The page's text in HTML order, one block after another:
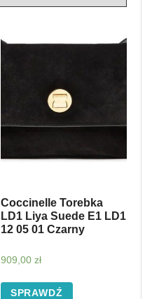
Coccinelle Torebka
LD1 Liya Suede E1 LD1
12 05 01 Czarny
909,00 zł
SPRAWDŹ